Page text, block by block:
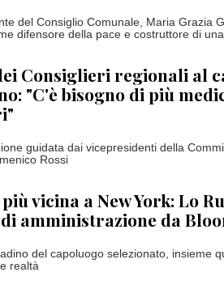
del Consiglio Comunale, Maria Grazia
difensore della pace e costruttore di
Consiglieri regionali al
"C'è bisogno di più
guidata dai vicepresidenti della
Rossi
vicina a New York: Lo
amministrazione da
del capoluogo selezionato, insieme
realtà